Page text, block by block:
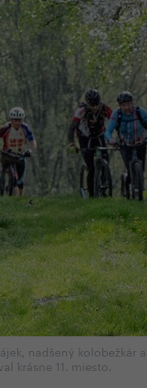
nadšený
krásne 11. miesto.